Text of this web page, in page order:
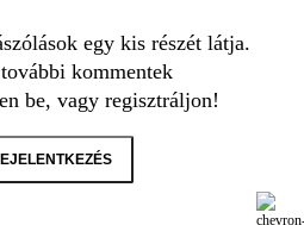
egy kis részét látja.
kommentek
be, vagy regisztráljon!